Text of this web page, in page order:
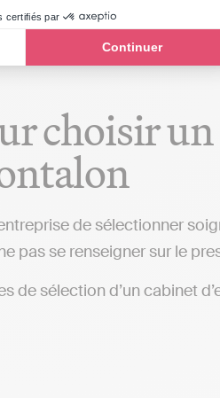
certifiés par
Continuer
qui fera toutes ces
choisir
de sélectionner
pas se renseigner sur le
de sélection d’un cabinet